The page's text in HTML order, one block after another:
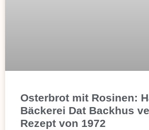
Osterbrot mit Rosinen:
Bäckerei Dat Backhus
Rezept von 1972